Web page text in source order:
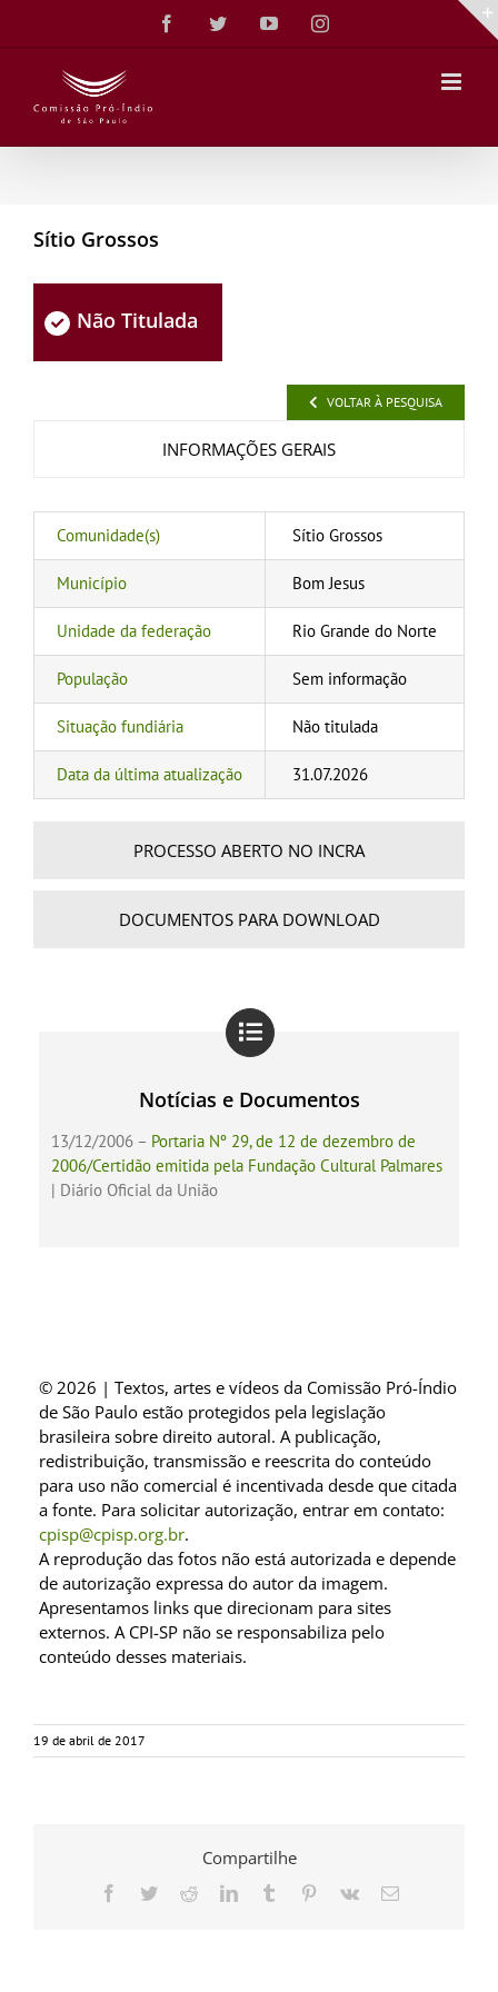
conteúdo
FacebookTwitterYouTubeInstagram
Sítio Grossos
Não Titulada
VOLTAR À PESQUISA
INFORMAÇÕES GERAIS
Comunidade(s) Sítio Grossos
Município Bom Jesus
Unidade da federação Rio Grande do Norte
População Sem informação
Situação fundiária Não titulada
Data da última atualização 31.07.2026
PROCESSO ABERTO NO INCRA
DOCUMENTOS PARA DOWNLOAD
Notícias e Documentos
13/12/2006 – Portaria Nº 29, de 12 de dezembro de
2006/Certidão emitida pela Fundação Cultural Palmares
| Diário Oficial da União
© 2026 | Textos, artes e vídeos da Comissão Pró-Índio
de São Paulo estão protegidos pela legislação
brasileira sobre direito autoral. A publicação,
redistribuição, transmissão e reescrita do conteúdo
para uso não comercial é incentivada desde que citada
a fonte. Para solicitar autorização, entrar em contato:
cpisp@cpisp.org.br.
A reprodução das fotos não está autorizada e depende
de autorização expressa do autor da imagem.
Apresentamos links que direcionam para sites
externos. A CPI-SP não se responsabiliza pelo
conteúdo desses materiais.
19 de abril de 2017
Compartilhe
Facebook
TwitterRedditLinkedInTumblr Pinterest
Vk
E-